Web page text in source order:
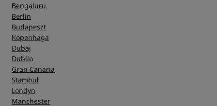
Bengaluru
Berlin
Budapeszt
Kopenhaga
Dubaj
Dublin
Gran Canaria
Stambuł
Londyn
Manchester